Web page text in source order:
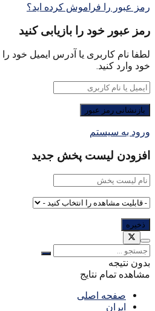
رمز عبور را فراموش کرده اید؟
رمز عبور خود را بازیابی کنید
لطفا نام کاربری یا آدرس ایمیل خود
خود وارد کنید.
ورود به سیستم
افزودن لیست پخش جدید
بدون نتیجه
مشاهده تمام نتایج
صفحه اصلی
ایران